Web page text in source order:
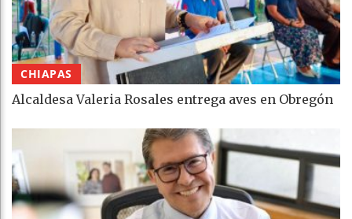
CHIAPAS
Alcaldesa Valeria Rosales entrega aves en Obregón